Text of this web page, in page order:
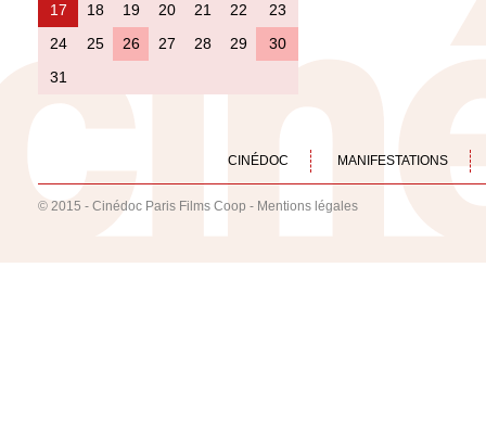
17
18 19 20 21 22
23
24
25 26 27 28 29
30
31
CINÉDOC MANIFESTATIONS
© 2015 - Cinédoc Paris Films Coop - Mentions légales